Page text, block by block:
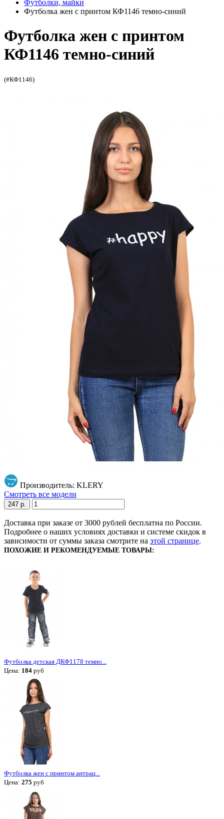
Футболки, майки
Футболка жен с принтом КФ1146 темно-синий
Футболка жен с принтом
КФ1146 темно-синий
(#КФ1146)
Производитель: KLERY
Смотреть все модели
247 р.
Доставка при заказе от 3000 рублей бесплатна по России.
Подробнее о наших условиях доставки и системе скидок в
зависимости от суммы заказа смотрите на этой странице.
ПОХОЖИЕ И РЕКОМЕНДУЕМЫЕ ТОВАРЫ:
Футболка детская ДКФ1178 темно...
Цена: 184 руб
Футболка жен с принтом антрац...
Цена: 275 руб